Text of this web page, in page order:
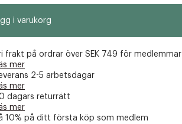
i varukorg
frakt på ordrar över SEK 749 för medlemmar
mer
2-5 arbetsdagar
mer
dagars returrätt
mer
10% på ditt första köp som medlem